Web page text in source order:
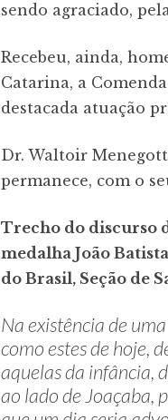
sendo agraciado,
Recebeu, ainda,
Catarina, a
destacada atuação
Dr. Waltoir
permanece, com o
Trecho do discurso
medalha João
do Brasil, Seção de
Na existência de
como estes de hoje,
aquelas da infância,
ao lado de Joaçaba,